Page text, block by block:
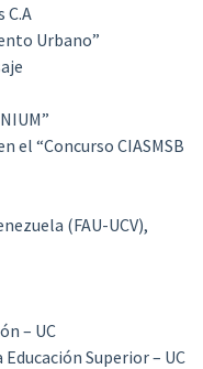
C.A
Urbano”
el “Concurso CIASMSB
(FAU-UCV),
– UC
Superior – UC